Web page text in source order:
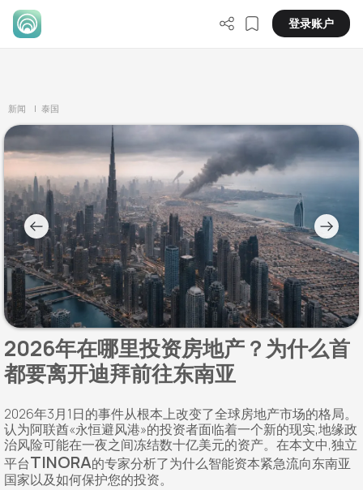
登录账户
新闻 | 泰国
2026年在哪里投资房地产？为什么首
都要离开迪拜前往东南亚
2026年3月1日的事件从根本上改变了全球房地产市场的格局。
认为阿联酋«永恒避风港»的投资者面临着一个新的现实,地缘政
治风险可能在一夜之间冻结数十亿美元的资产。在本文中,独立
平台TINORA的专家分析了为什么智能资本紧急流向东南亚
国家以及如何保护您的投资。